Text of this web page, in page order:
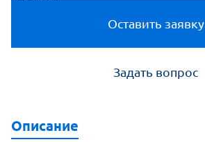
Оставить заявку
Задать вопрос
Описание